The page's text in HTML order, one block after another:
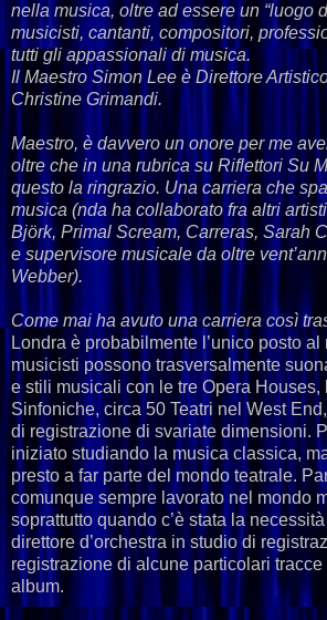
nella musica, oltre ad essere un “luogo
musicisti, cantanti, compositori,
tutti gli appassionali di musica.
Il Maestro Simon Lee è Direttore
Christine Grimandi.
Maestro, è davvero un onore per me
oltre che in una rubrica su Riflettori Su
questo la ringrazio. Una carriera che
musica (nda ha collaborato fra altri
Björk, Primal Scream, Carreras, Sarah
e supervisore musicale da oltre
Webber).
Come mai ha avuto una carriera così
Londra è probabilmente l’unico posto al
musicisti possono trasversalmente
e stili musicali con le tre Opera Houses,
Sinfoniche, circa 50 Teatri nel West
di registrazione di svariate dimensioni.
iniziato studiando la musica classica,
presto a far parte del mondo teatrale.
comunque sempre lavorato nel mondo
soprattutto quando c’è stata la
direttore d’orchestra in studio di
registrazione di alcune particolari
album.